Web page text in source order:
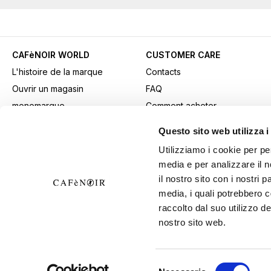
Questo sito web utilizza i
Utilizziamo i cookie per
media e per analizzare il
il nostro sito con i nostri
media, i quali potrebbero
raccolto dal suo utilizzo
nostro sito web.
CAFèNOIR WORLD
L'histoire de la marque
Ouvrir un magasin
monomarque
CUSTOMER CARE
Contacts
FAQ
Comment acheter
Expédition
Retours et retraits
Conditions générales de
vente
Exercer votre droit de
rétractation